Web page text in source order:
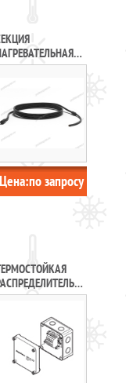
KSP30-
Цена:по запросу
КОРОБКА JB16-02